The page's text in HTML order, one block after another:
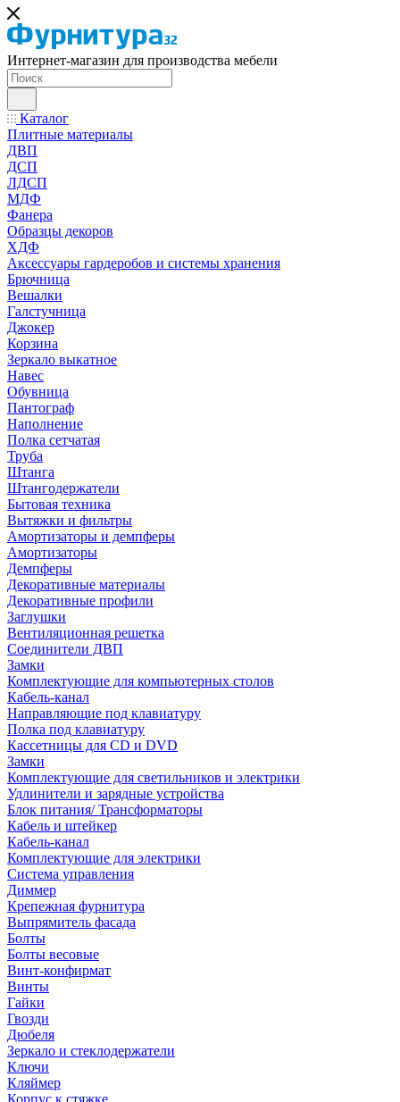
Интернет-магазин для производства мебели
Каталог
Плитные материалы
ДВП
ДСП
ЛДСП
МДФ
Фанера
Образцы декоров
ХДФ
Аксессуары гардеробов и системы хранения
Брючница
Вешалки
Галстучница
Джокер
Корзина
Зеркало выкатное
Навес
Обувница
Пантограф
Наполнение
Полка сетчатая
Труба
Штанга
Штангодержатели
Бытовая техника
Вытяжки и фильтры
Амортизаторы и демпферы
Амортизаторы
Демпферы
Декоративные материалы
Декоративные профили
Заглушки
Вентиляционная решетка
Соединители ДВП
Замки
Комплектующие для компьютерных столов
Кабель-канал
Направляющие под клавиатуру
Полка под клавиатуру
Кассетницы для CD и DVD
Замки
Комплектующие для светильников и электрики
Удлинители и зарядные устройства
Блок питания/ Трансформаторы
Кабель и штейкер
Кабель-канал
Комплектующие для электрики
Система управления
Диммер
Крепежная фурнитура
Выпрямитель фасада
Болты
Болты весовые
Винт-конфирмат
Винты
Гайки
Гвозди
Дюбеля
Зеркало и стеклодержатели
Ключи
Кляймер
Корпус к стяжке